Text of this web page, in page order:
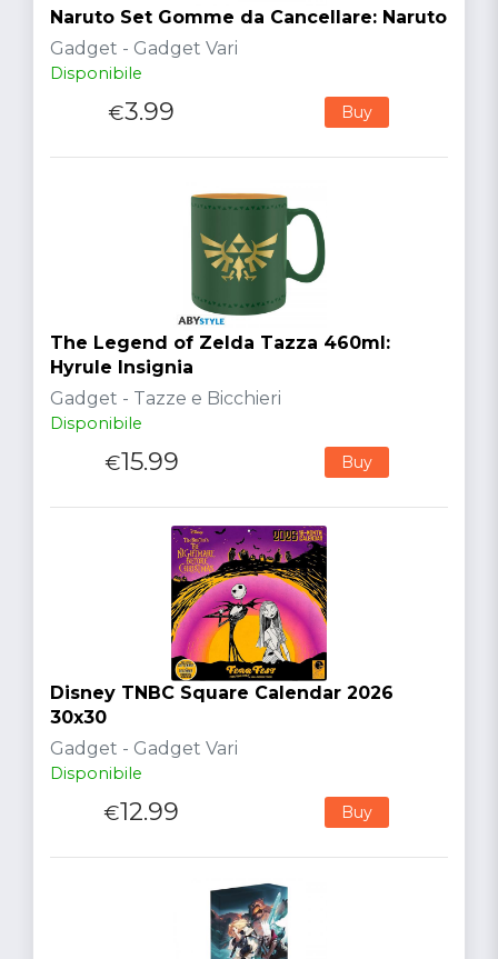
Naruto Set Gomme da Cancellare: Naruto
Gadget - Gadget Vari
Disponibile
€3.99 Buy
The Legend of Zelda Tazza 460ml:
Hyrule Insignia
Gadget - Tazze e Bicchieri
Disponibile
€15.99 Buy
Disney TNBC Square Calendar 2026
30x30
Gadget - Gadget Vari
Disponibile
€12.99 Buy